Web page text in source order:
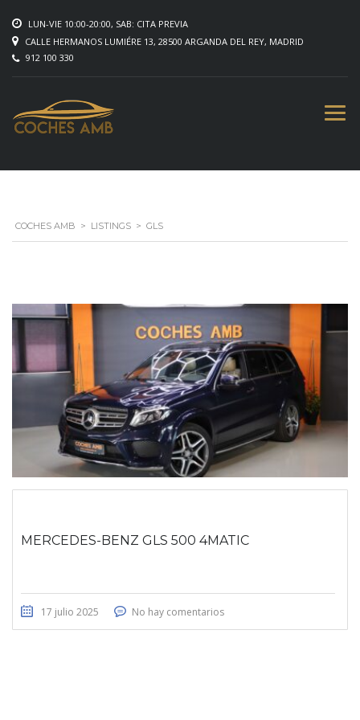
LUN-VIE 10:00-20:00, SAB: CITA PREVIA
CALLE HERMANOS LUMIÉRE 13, 28500 ARGANDA DEL REY, MADRID
912 100 330
COCHES AMB > LISTINGS > GLS
MERCEDES-BENZ GLS 500 4MATIC
17 julio 2025 No hay comentarios